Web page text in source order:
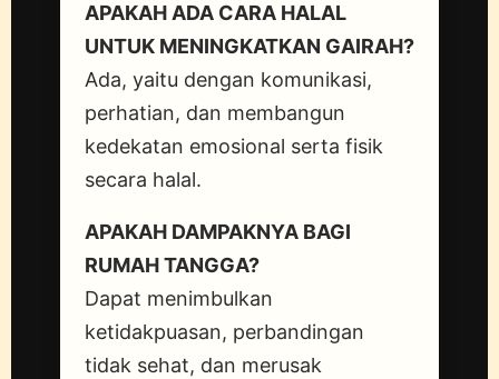
APAKAH ADA CARA HALAL
UNTUK MENINGKATKAN GAIRAH?
Ada, yaitu dengan komunikasi,
perhatian, dan membangun
kedekatan emosional serta fisik
secara halal.
APAKAH DAMPAKNYA BAGI
RUMAH TANGGA?
Dapat menimbulkan
ketidakpuasan, perbandingan
tidak sehat, dan merusak